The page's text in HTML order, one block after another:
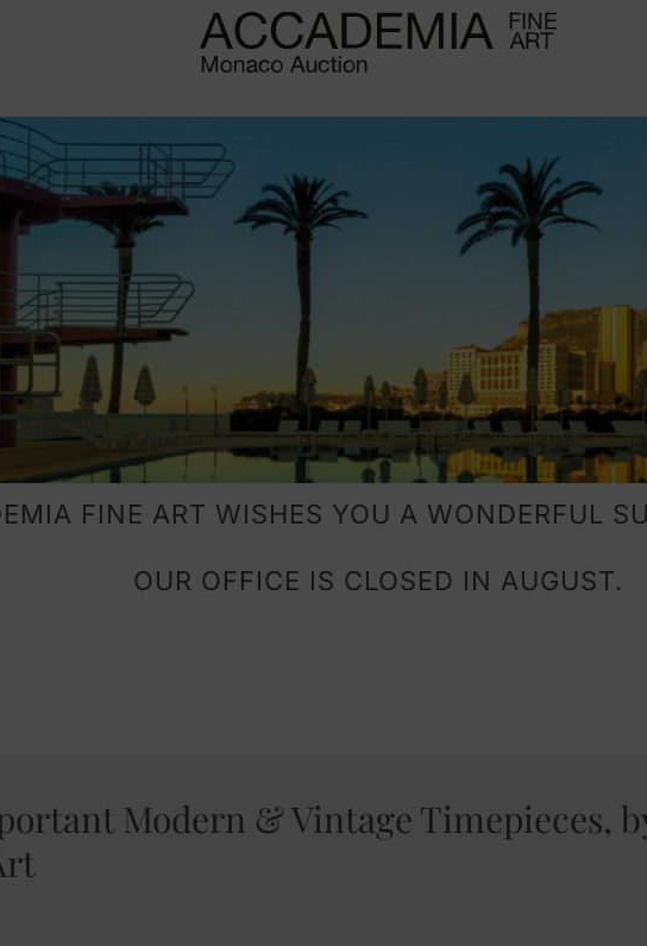
FINE ART WISHES YOU A WONDERFUL
OUR OFFICE IS CLOSED IN AUGUST.
Modern & Vintage Timepieces,